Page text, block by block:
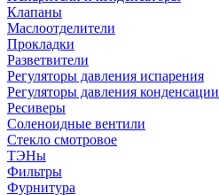
Клапаны
Маслоотделители
Прокладки
Разветвители
Регуляторы давления испарения
Регуляторы давления конденсации
Ресиверы
Соленоидные вентили
Стекло смотровое
ТЭНы
Фильтры
Фурнитура